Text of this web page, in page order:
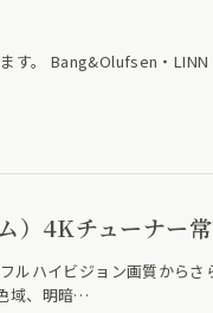
す。 Bang&Olufsen・
）4Kチューナー
ルハイビジョン画質から
域、明暗…